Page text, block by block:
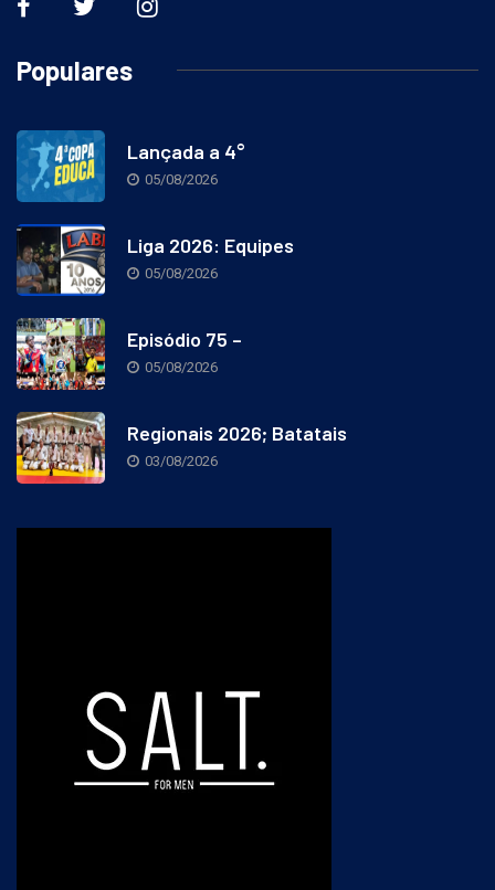
Populares
Lançada a 4°
05/08/2026
Liga 2026: Equipes
05/08/2026
Episódio 75 –
05/08/2026
Regionais 2026; Batatais
03/08/2026